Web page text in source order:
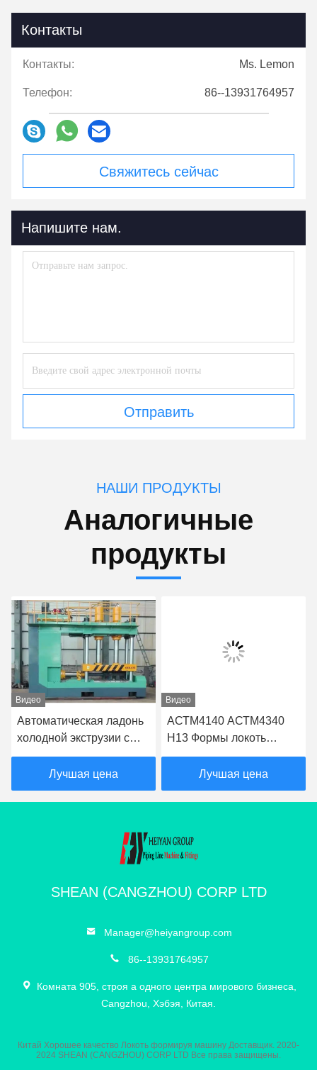
Контакты
Контакты: Ms. Lemon
Телефон: 86--13931764957
Свяжитесь сейчас
Напишите нам.
Отправить
НАШИ ПРОДУКТЫ
Аналогичные
продукты
Видео
Автоматическая ладонь
холодной экструзии с
датчиком позиции
Лучшая цена
Видео
АСТМ4140 АСТМ4340
H13 Формы локоть
холодная формовая
машина автоматическая
и изгибая точность
Лучшая цена
SHEAN (CANGZHOU) CORP LTD
Manager@heiyangroup.com
86--13931764957
Комната 905, строя a одного центра мирового бизнеса,
Cangzhou, Хэбэя, Китая.
Китай Хорошее качество Локоть формируя машину Доставщик. 2020-
2024 SHEAN (CANGZHOU) CORP LTD Все права защищены.